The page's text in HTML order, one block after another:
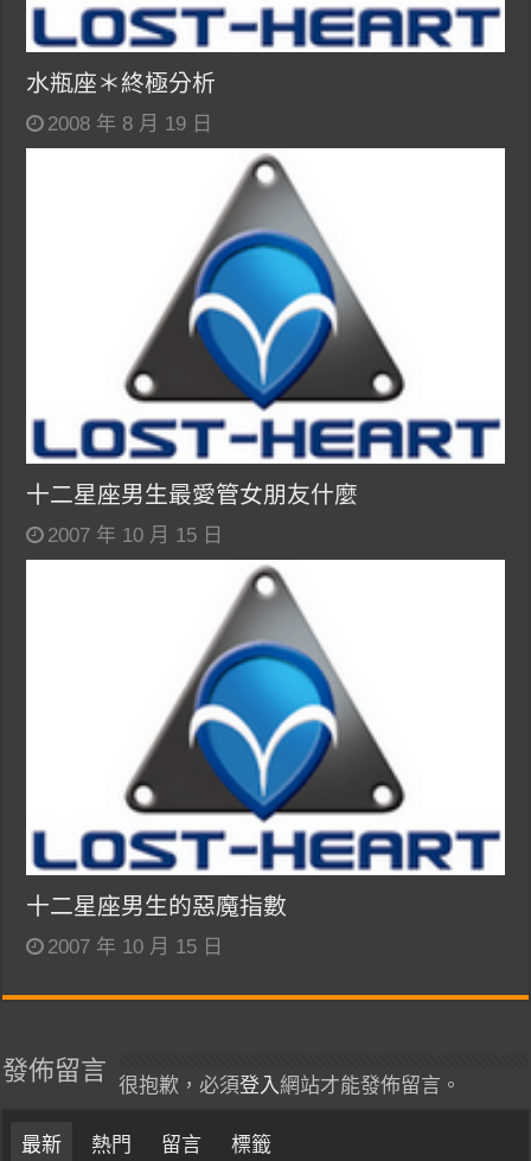
水瓶座＊終極分析
2008 年 8 月 19 日
十二星座男生最愛管女朋友什麼
2007 年 10 月 15 日
十二星座男生的惡魔指數
2007 年 10 月 15 日
發佈留言
很抱歉，必須登入網站才能發佈留言。
最新 熱門 留言 標籤